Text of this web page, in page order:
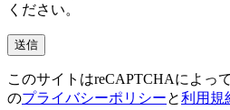
ください。
このサイトはreCAPTCHAによっ
のプライバシーポリシーと利用規